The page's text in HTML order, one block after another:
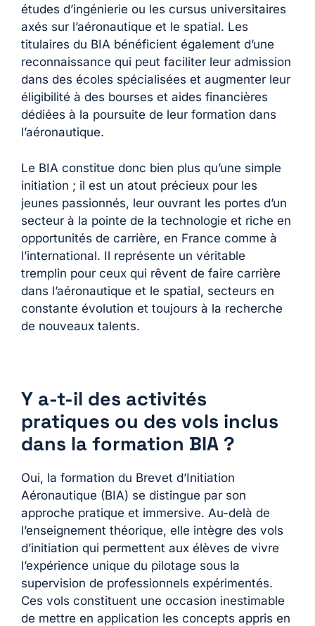
études d’ingénierie ou les cursus universitaires
axés sur l’aéronautique et le spatial. Les
titulaires du BIA bénéficient également d’une
reconnaissance qui peut faciliter leur admission
dans des écoles spécialisées et augmenter leur
éligibilité à des bourses et aides financières
dédiées à la poursuite de leur formation dans
l’aéronautique.
Le BIA constitue donc bien plus qu’une simple
initiation ; il est un atout précieux pour les
jeunes passionnés, leur ouvrant les portes d’un
secteur à la pointe de la technologie et riche en
opportunités de carrière, en France comme à
l’international. Il représente un véritable
tremplin pour ceux qui rêvent de faire carrière
dans l’aéronautique et le spatial, secteurs en
constante évolution et toujours à la recherche
de nouveaux talents.
Y a-t-il des activités
pratiques ou des vols inclus
dans la formation BIA ?
Oui, la formation du Brevet d’Initiation
Aéronautique (BIA) se distingue par son
approche pratique et immersive. Au-delà de
l’enseignement théorique, elle intègre des vols
d’initiation qui permettent aux élèves de vivre
l’expérience unique du pilotage sous la
supervision de professionnels expérimentés.
Ces vols constituent une occasion inestimable
de mettre en application les concepts appris en